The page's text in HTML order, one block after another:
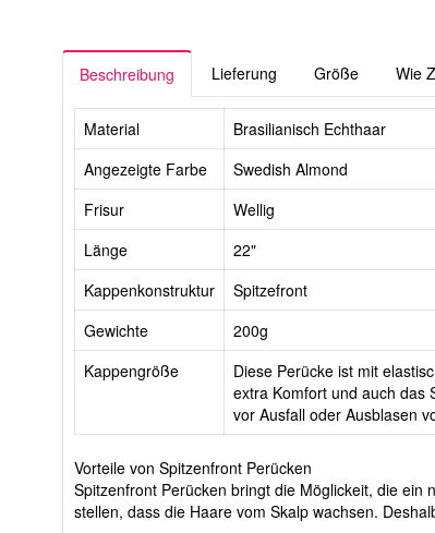
Beschreibung Lieferung Größe Wie
Material
Brasilianisch Echthaar
Angezeigte Farbe
Swedish Almond
Frisur
Wellig
Länge
22"
Kappenkonstruktur
Spitzefront
Gewichte
200g
Kappengröße
Diese Perücke ist mit
extra Komfort und auch das
vor Ausfall oder Ausblasen
Vorteile von Spitzenfront Perücken
Spitzenfront Perücken bringt die Möglickeit, die
stellen, dass die Haare vom Skalp wachsen.